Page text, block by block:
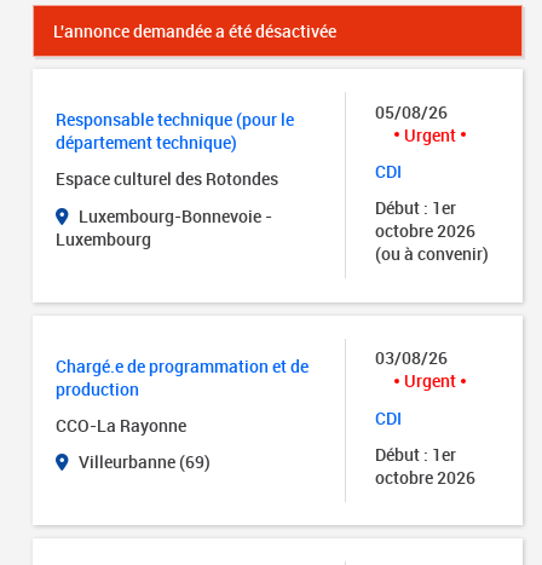
L'annonce demandée a été désactivée
Responsable technique (pour le
département technique)
Espace culturel des Rotondes
Luxembourg-Bonnevoie -
Luxembourg
05/08/26
Urgent
CDI
Début : 1er
octobre 2026
(ou à convenir)
Chargé.e de programmation et de
production
CCO-La Rayonne
Villeurbanne (69)
03/08/26
Urgent
CDI
Début : 1er
octobre 2026